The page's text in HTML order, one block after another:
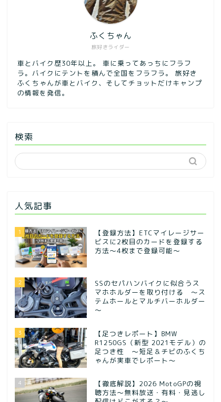
旅好きライダー
ふくちゃん
車とバイク歴30年以上。 車に乗ってあっちにフラフ
ラ。バイクにテントを積んで全国をフラフラ。 旅好き
ふくちゃんが車とバイク、そしてチョットだけキャンプ
の情報を発信。
検索
人気記事
1
【登録方法】ETCマイレージサー
ビスに2枚目のカードを登録する
方法〜4枚まで登録可能〜
2
SSのセパハンバイクに似合うス
マホホルダーを取り付ける ～ス
テムホールとマルチバーホルダー
～
3
【足つきレポート】BMW
R1250GS（新型 2021モデル）の
足つき性 ～短足＆チビのふくち
ゃんが実車でレポート～
4
【徹底解説】2026 MotoGPの視
聴方法～無料放送・有料・見逃し